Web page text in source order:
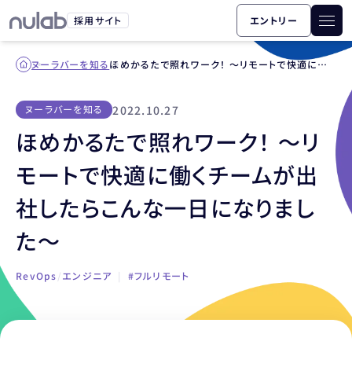
採用サイト エントリー
ヌーラバーを知る ほめかるたで照れワーク！ 〜リモートで快適に働くチームが出社したらこんな一日になりました〜
ヌーラバーを知る 2022.10.27
ほめかるたで照れワーク！ 〜リ
モートで快適に働くチームが出
社したらこんな一日になりまし
た〜
RevOps/エンジニア | #フルリモート